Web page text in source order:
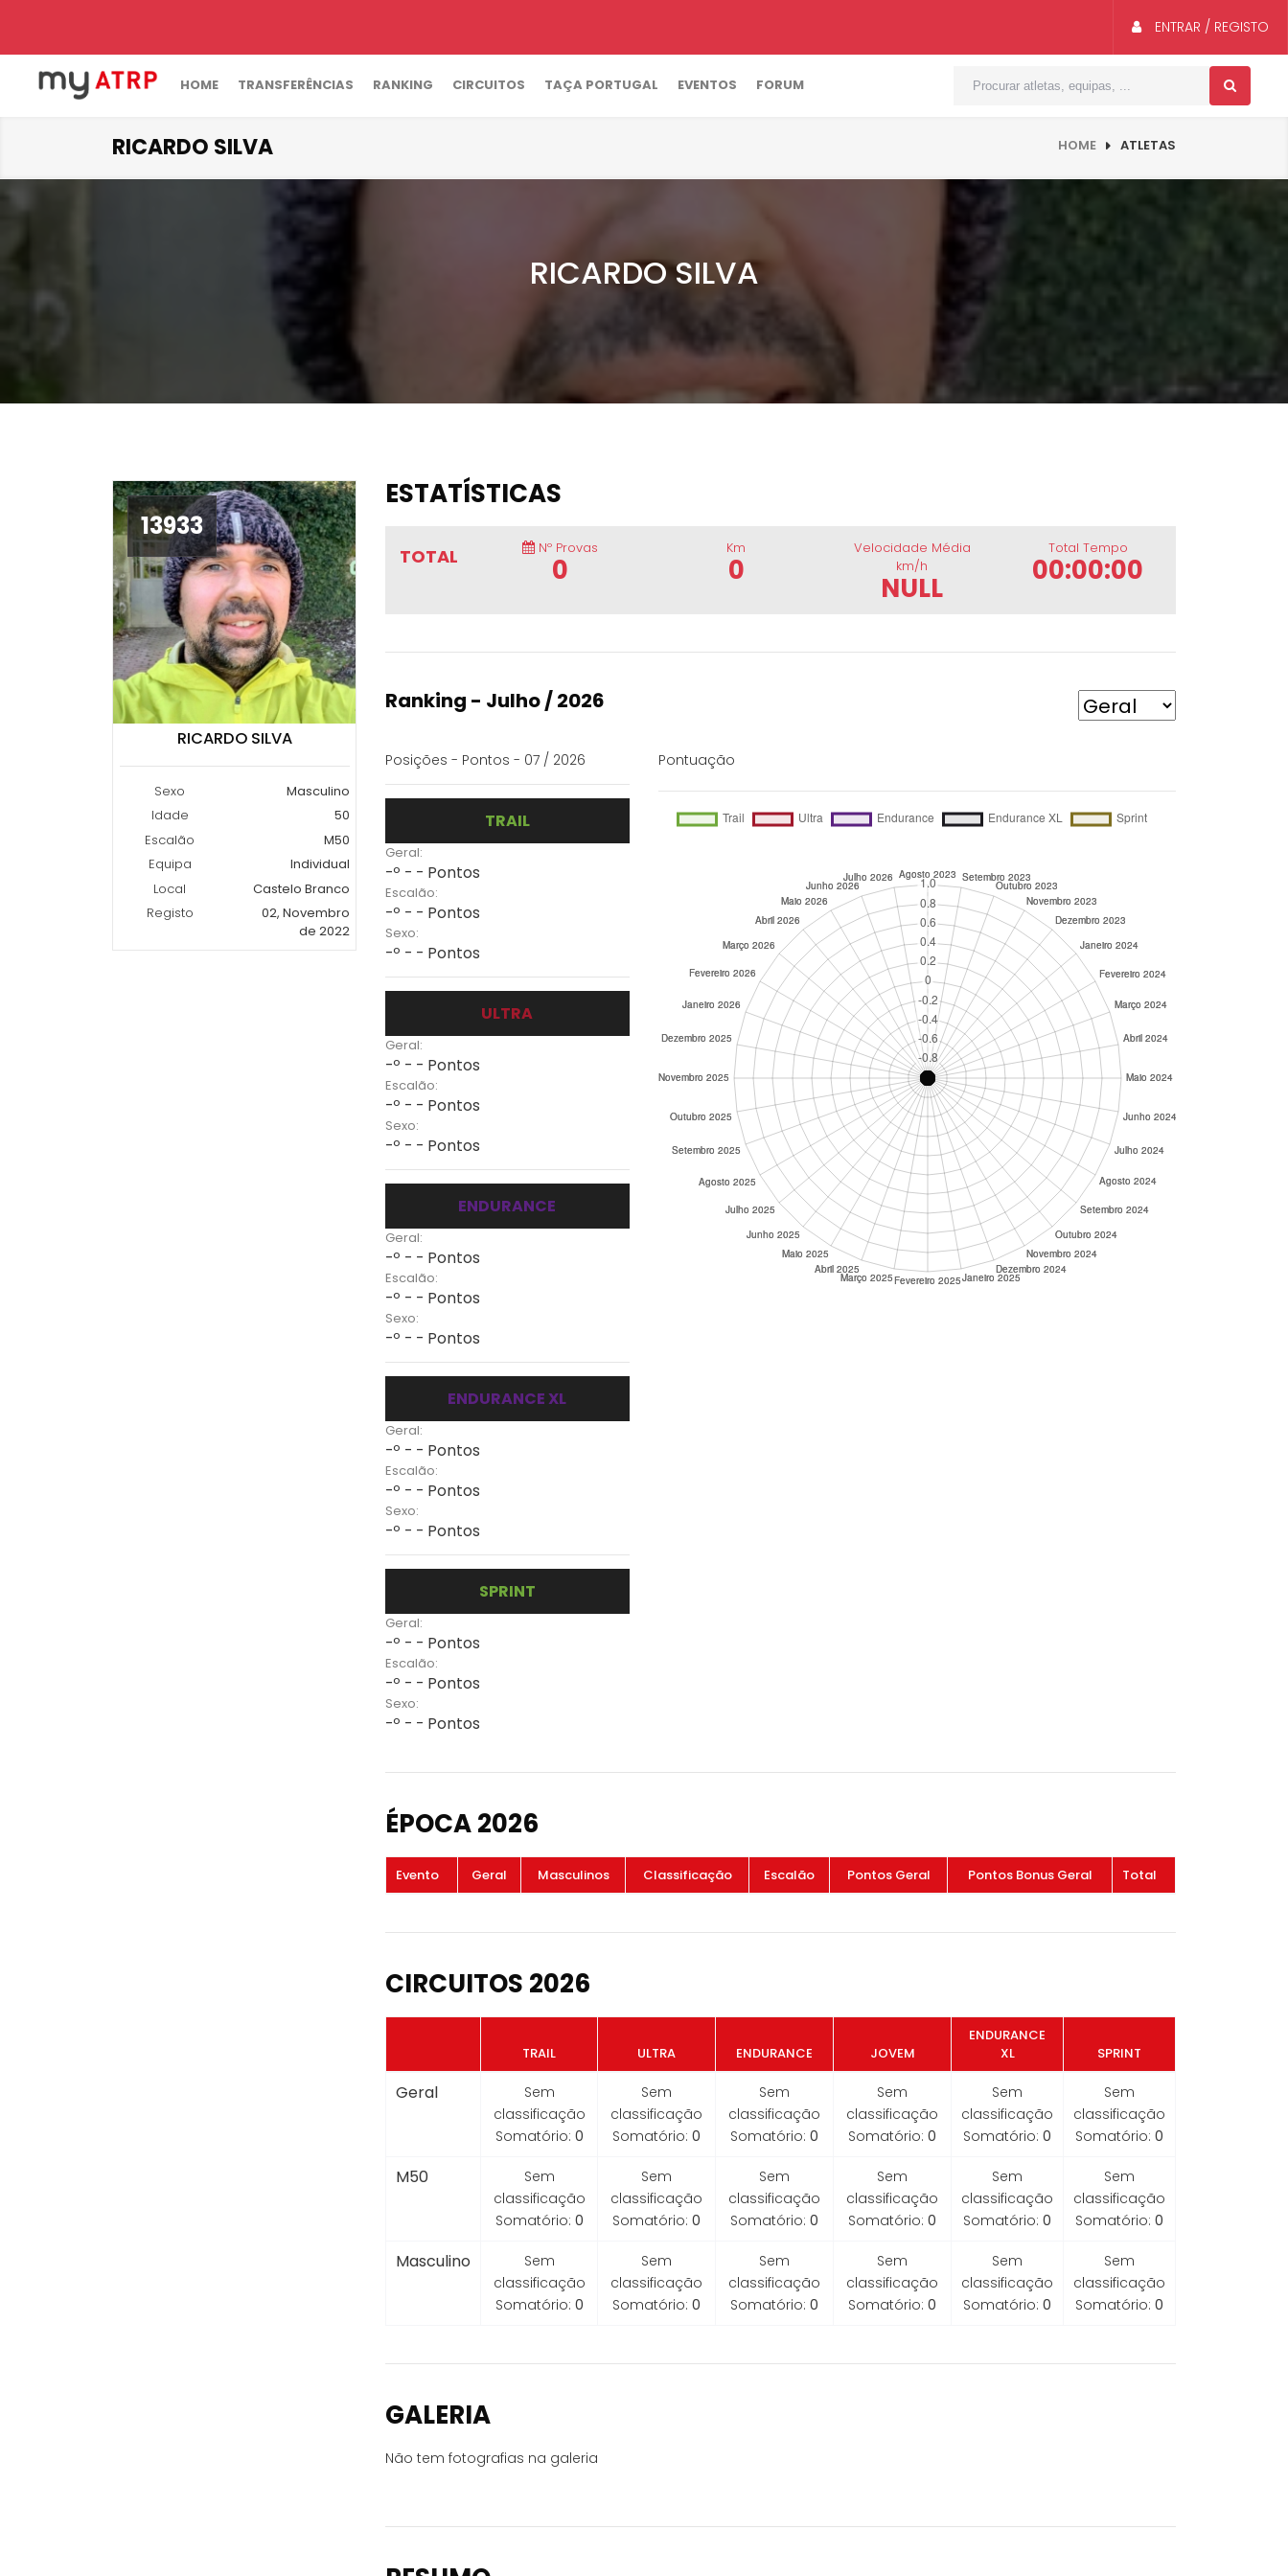
ENTRAR / REGISTO
HOME TRANSFERÊNCIAS RANKING CIRCUITOS TAÇA PORTUGAL EVENTOS FORUM
RICARDO SILVA HOME ATLETAS
RICARDO SILVA
13933
RICARDO SILVA
Sexo
Masculino
Idade
50
Escalão
M50
Equipa
Individual
Local
Castelo Branco
Registo
02, Novembro
de 2022
ESTATÍSTICAS
TOTAL Nº Provas
0
Km
0
Velocidade Média
km/h
NULL
Total Tempo
00:00:00
Ranking - Julho / 2026
Posições - Pontos - 07 / 2026
TRAIL
Geral:
-º - - Pontos
Escalão:
-º - - Pontos
Sexo:
-º - - Pontos
ULTRA
Geral:
-º - - Pontos
Escalão:
-º - - Pontos
Sexo:
-º - - Pontos
ENDURANCE
Geral:
-º - - Pontos
Escalão:
-º - - Pontos
Sexo:
-º - - Pontos
ENDURANCE XL
Geral:
-º - - Pontos
Escalão:
-º - - Pontos
Sexo:
-º - - Pontos
SPRINT
Geral:
-º - - Pontos
Escalão:
-º - - Pontos
Sexo:
-º - - Pontos
Pontuação
ÉPOCA 2026
Evento Geral Masculinos Classificação Escalão Pontos Geral Pontos Bonus Geral Total
CIRCUITOS 2026
TRAIL ULTRA ENDURANCE JOVEM
ENDURANCE
XL
SPRINT
Geral
Sem
classificação
Somatório: 0
Sem
classificação
Somatório: 0
Sem
classificação
Somatório: 0
Sem
classificação
Somatório: 0
Sem
classificação
Somatório: 0
Sem
classificação
Somatório: 0
M50
Sem
classificação
Somatório: 0
Sem
classificação
Somatório: 0
Sem
classificação
Somatório: 0
Sem
classificação
Somatório: 0
Sem
classificação
Somatório: 0
Sem
classificação
Somatório: 0
Masculino
Sem
classificação
Somatório: 0
Sem
classificação
Somatório: 0
Sem
classificação
Somatório: 0
Sem
classificação
Somatório: 0
Sem
classificação
Somatório: 0
Sem
classificação
Somatório: 0
GALERIA
Não tem fotografias na galeria